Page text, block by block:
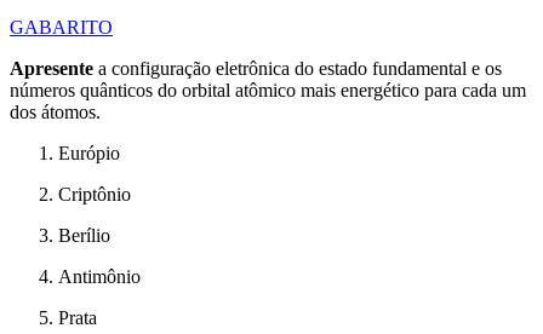
GABARITO
Apresente a configuração eletrônica do estado fundamental e os
números quânticos do orbital atômico mais energético para cada um
dos átomos.
Európio
Criptônio
Berílio
Antimônio
Prata